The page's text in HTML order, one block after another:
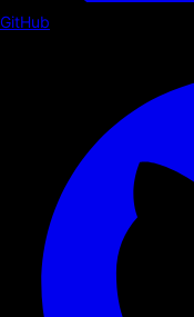
GitHub